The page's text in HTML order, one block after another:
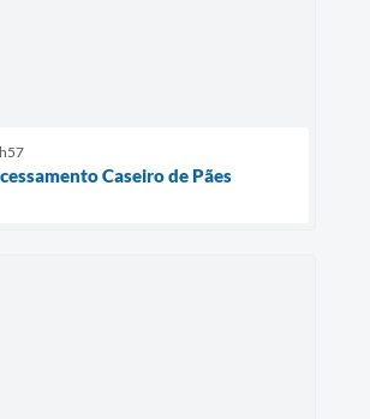
Caseiro de Pães